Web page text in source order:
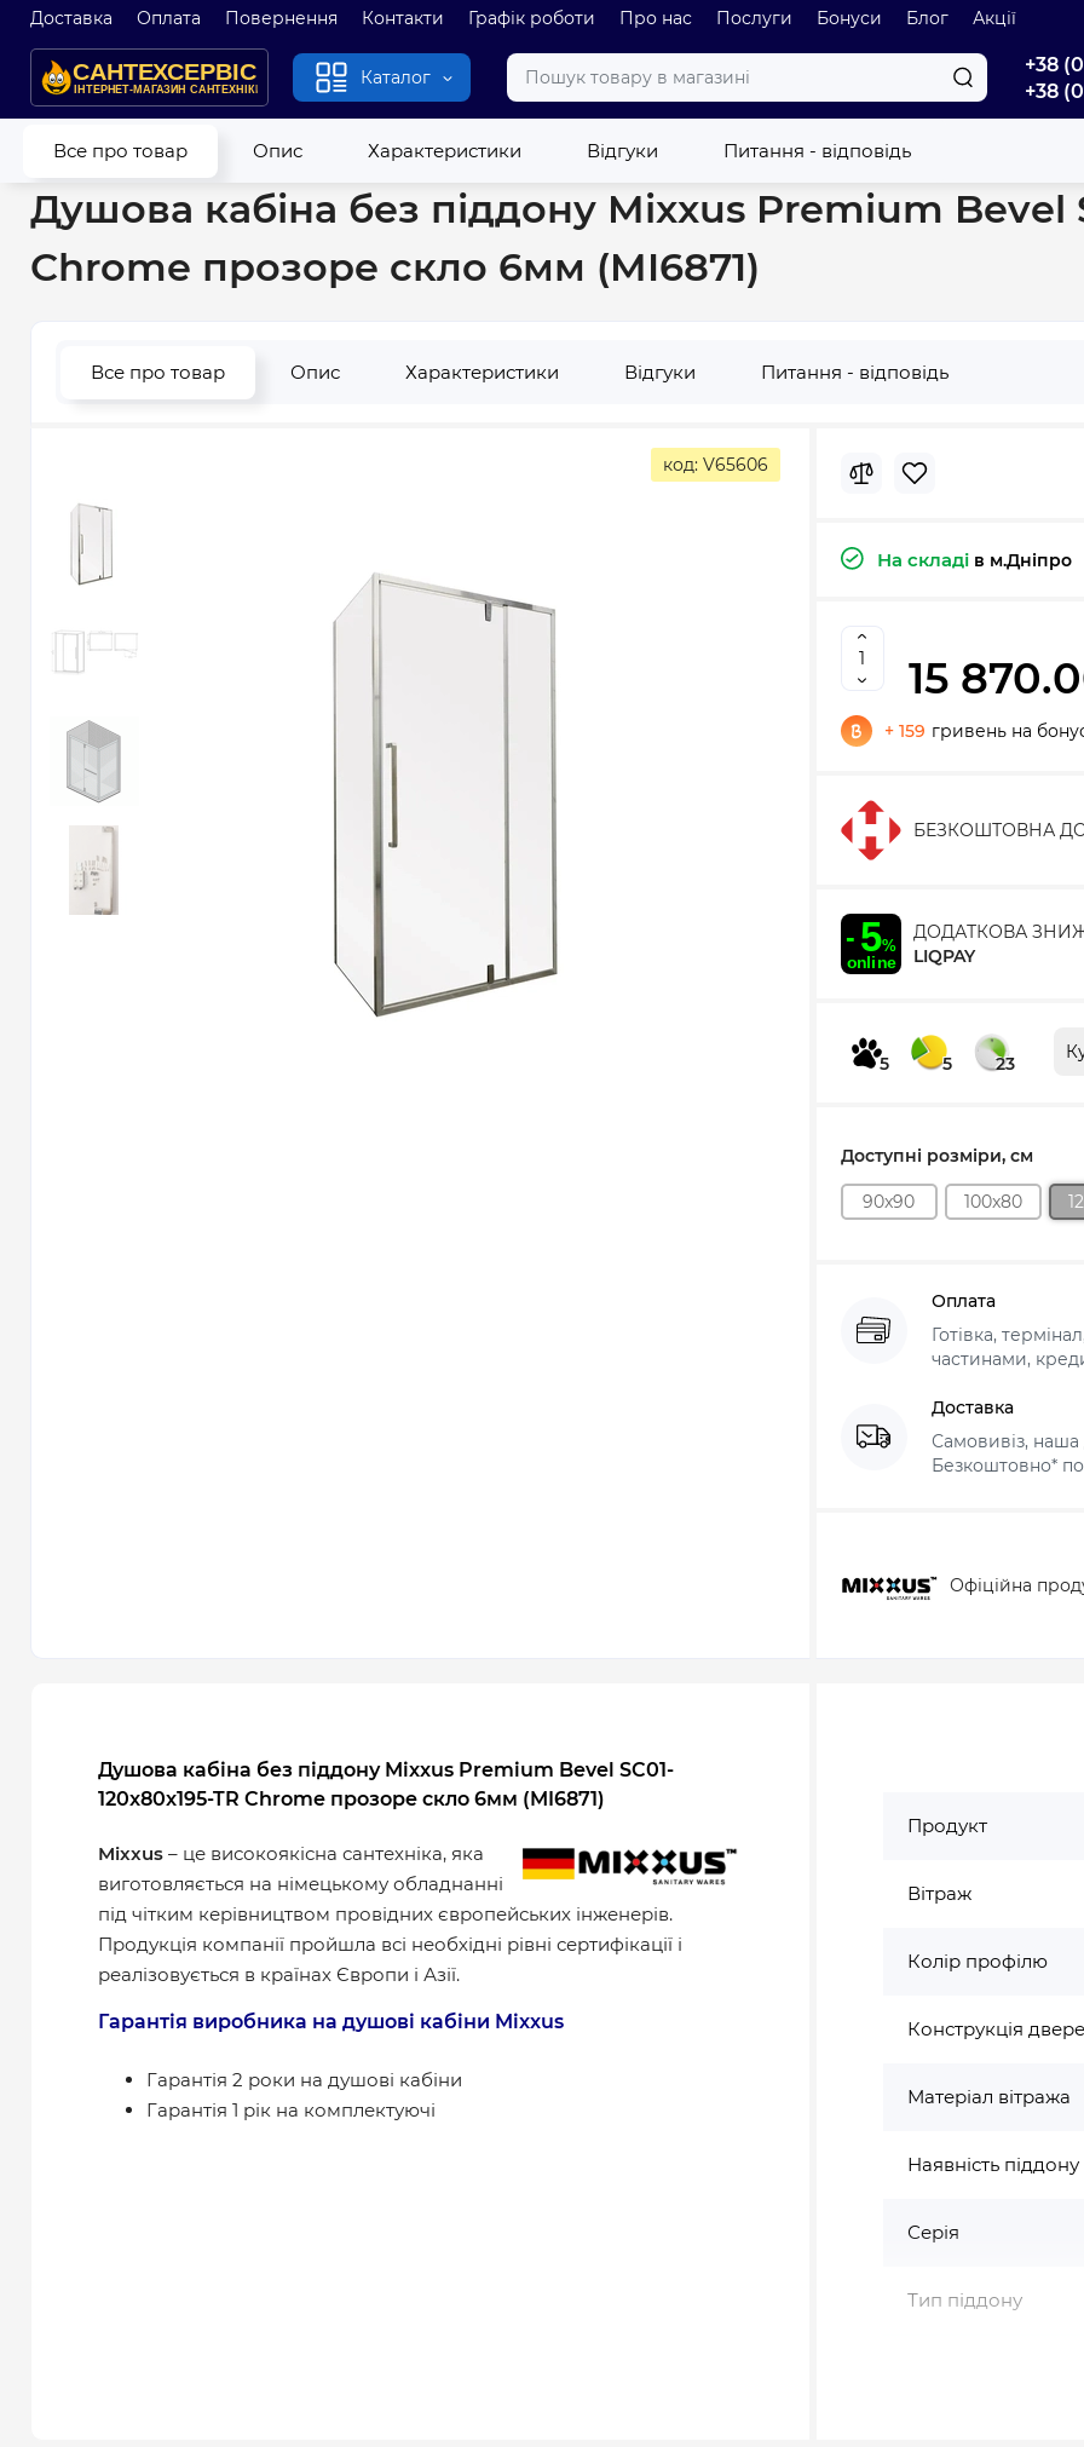
Доставка Оплата Повернення Контакти Графік роботи Про нас Послуги Бонуси Блог Акції
Каталог
+38
+38
Все про товар Опис Характеристики Відгуки Питання - відповідь
Головна Душові кабіни і гідробокси Душові кабіни Душова кабіна без піддону Mixxus Premium Bevel SC01-120x80x195-TR
Душова кабіна без піддону Mixxus Premium Bevel
Chrome прозоре скло 6мм (MI6871)
Все про товар Опис Характеристики Відгуки Питання - відповідь
код: V65606
На складі в м.Дніпро
15
+ 159 гривень на
БЕЗКОШТОВНА
ДОДАТКОВА
LIQPAY
5 5 23
Доступні розміри, см
90x90 100x80
Оплата
Готівка,
частинами,
Доставка
Самовивіз,
Безкоштовно*
Офіційна
Душова кабіна без піддону Mixxus Premium Bevel SC01-
120x80x195-TR Chrome прозоре скло 6мм (MI6871)
Mixxus – це високоякісна сантехніка, яка
виготовляється на німецькому обладнанні
під чітким керівництвом провідних європейських інженерів.
Продукція компанії пройшла всі необхідні рівні сертифікації і
реалізовується в країнах Європи і Азії.
Гарантія виробника на душові кабіни Mixxus
Гарантія 2 роки на душові кабіни
Гарантія 1 рік на комплектуючі
Продукт
Вітраж
Колір профілю
Конструкція
Матеріал вітража
Наявність піддону
Серія
Тип піддону